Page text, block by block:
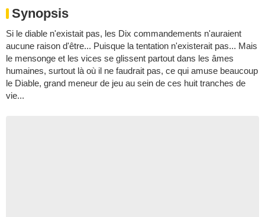
Synopsis
Si le diable n'existait pas, les Dix commandements n'auraient
aucune raison d'être... Puisque la tentation n'existerait pas... Mais
le mensonge et les vices se glissent partout dans les âmes
humaines, surtout là où il ne faudrait pas, ce qui amuse beaucoup
le Diable, grand meneur de jeu au sein de ces huit tranches de
vie...